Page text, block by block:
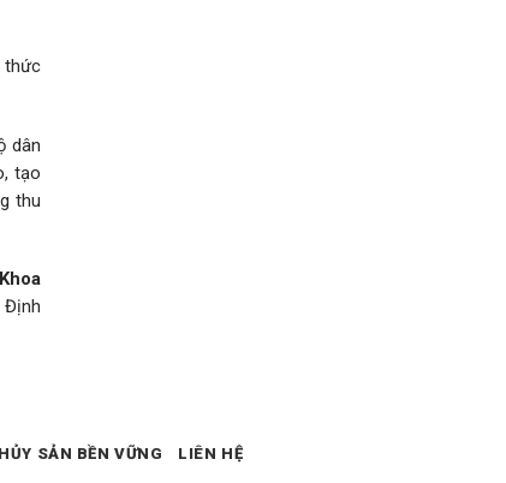
thức
dân
tạo
thu
Định
SẢN BỀN VỮNG LIÊN HỆ